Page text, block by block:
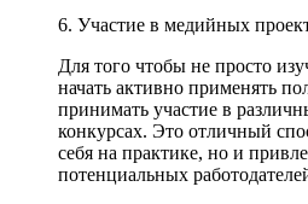
6. Участие в медийных
Для того чтобы не просто
начать активно применять
принимать участие в
конкурсах. Это отличный
себя на практике, но и
потенциальных